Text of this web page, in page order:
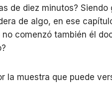
de diez minutos?
de algo, en ese
comenzó también él
la muestra que puede